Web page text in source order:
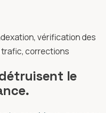
vérification des
corrections
le